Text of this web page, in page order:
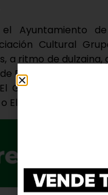
Ayuntamiento
Cultural
a ritmo de
Duero, así como
Guindo de Renedo
El Arado, de